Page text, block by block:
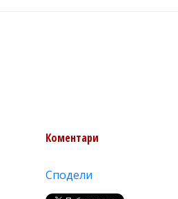
Коментари
Сподели